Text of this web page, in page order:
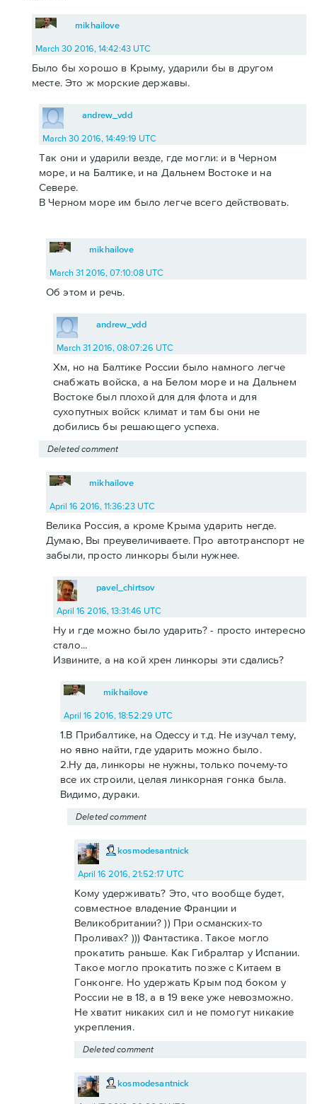
mikhailove
March 30 2016, 14:42:43 UTC
Было бы хорошо в Крыму, ударили бы в другом
месте. Это ж морские державы.
andrew_vdd
March 30 2016, 14:49:19 UTC
Так они и ударили везде, где могли: и в Черном
море, и на Балтике, и на Дальнем Востоке и на
Севере.
В Черном море им было легче всего действовать.
mikhailove
March 31 2016, 07:10:08 UTC
Об этом и речь.
andrew_vdd
March 31 2016, 08:07:26 UTC
Хм, но на Балтике России было намного легче
снабжать войска, а на Белом море и на Дальнем
Востоке был плохой для для флота и для
сухопутных войск климат и там бы они не
добились бы решающего успеха.
Deleted comment
mikhailove
April 16 2016, 11:36:23 UTC
Велика Россия, а кроме Крыма ударить негде.
Думаю, Вы преувеличиваете. Про автотранспорт не
забыли, просто линкоры были нужнее.
pavel_chirtsov
April 16 2016, 13:31:46 UTC
Ну и где можно было ударить? - просто интересно
стало...
Извините, а на кой хрен линкоры эти сдались?
mikhailove
April 16 2016, 18:52:29 UTC
1.В Прибалтике, на Одессу и т.д. Не изучал тему,
но явно найти, где ударить можно было.
2.Ну да, линкоры не нужны, только почему-то
все их строили, целая линкорная гонка была.
Видимо, дураки.
Deleted comment
kosmodesantnick
April 16 2016, 21:52:17 UTC
Кому удерживать? Это, что вообще будет,
совместное владение Франции и
Великобритании? )) При османских-то
Проливах? ))) Фантастика. Такое могло
прокатить раньше. Как Гибралтар у Испании.
Такое могло прокатить позже с Китаем в
Гонконге. Но удержать Крым под боком у
России не в 18, а в 19 веке уже невозможно.
Не хватит никаких сил и не помогут никакие
укрепления.
Deleted comment
kosmodesantnick